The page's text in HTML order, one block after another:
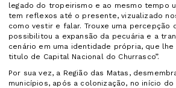
legado do tropeirismo e ao mesmo tempo
tem reflexos até o presente, vizualizado
como vestir e falar. Trouxe uma percepção
possibilitou a expansão da pecuária e a
cenário em uma identidade própria, que
titulo de Capital Nacional do Churrasco”.
Por sua vez, a Região das Matas,
municípios, após a colonização, no início do